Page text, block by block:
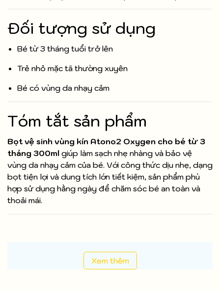
Đối tượng sử dụng
Bé từ 3 tháng tuổi trở lên
Trẻ nhỏ mặc tã thường xuyên
Bé có vùng da nhạy cảm
Tóm tắt sản phẩm
Bọt vệ sinh vùng kín Atono2 Oxygen cho bé từ 3
tháng 300ml giúp làm sạch nhẹ nhàng và bảo vệ
vùng da nhạy cảm của bé. Với công thức dịu nhẹ, dạng
bọt tiện lợi và dung tích lớn tiết kiệm, sản phẩm phù
hợp sử dụng hằng ngày để chăm sóc bé an toàn và
thoải mái.
Xem thêm